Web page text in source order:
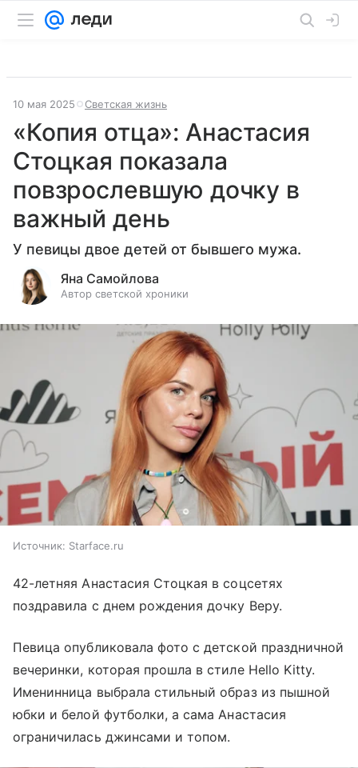
10 мая 2025 Светская жизнь
«Копия отца»: Анастасия
Стоцкая показала
повзрослевшую дочку в
важный день
У певицы двое детей от бывшего мужа.
Яна Самойлова
Автор светской хроники
Источник: Starface.ru
42-летняя Анастасия Стоцкая в соцсетях
поздравила с днем рождения дочку Веру.
Певица опубликовала фото с детской праздничной
вечеринки, которая прошла в стиле Hello Kitty.
Именинница выбрала стильный образ из пышной
юбки и белой футболки, а сама Анастасия
ограничилась джинсами и топом.